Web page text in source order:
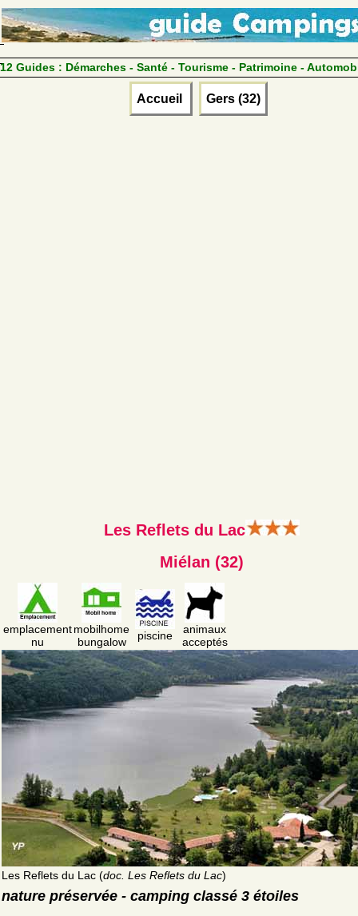
12 Guides : Démarches - Santé - Tourisme - Patrimoine -
Accueil Gers (32)
Les Reflets du Lac
Miélan (32)
emplacement
nu
mobilhome
bungalow
piscine
animaux
acceptés
Les Reflets du Lac (doc. Les Reflets du Lac)
nature préservée - camping classé 3 étoiles